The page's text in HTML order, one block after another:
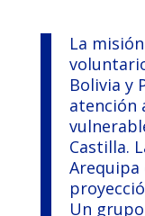
La
Bolivia y
atención
Castilla.
Arequipa
Un